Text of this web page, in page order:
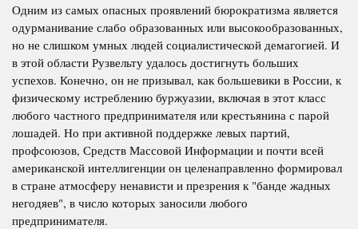
Одним из самых опасных проявлений бюрократизма является
одурманивание слабо образованных или высокообразованных,
но не слишком умных людей социалистической демагогией. И
в этой области Рузвельту удалось достигнуть больших
успехов. Конечно, он не призывал, как большевики в России, к
физическому истреблению буржуазии, включая в этот класс
любого частного предпринимателя или крестьянина с парой
лошадей. Но при активной поддержке левых партий,
профсоюзов, Средств Массовой Информации и почти всей
американской интеллигенции он целенаправленно формировал
в стране атмосферу ненависти и презрения к "банде жадных
негодяев", в число которых заносили любого
предпринимателя.